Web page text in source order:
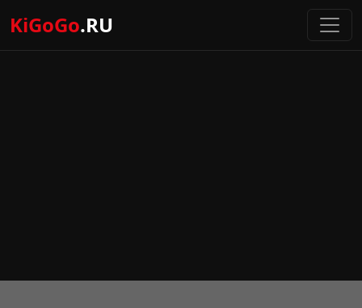
KiGoGo.RU